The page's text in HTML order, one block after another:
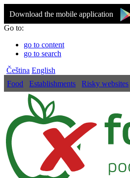
Download the mobile application
Go to:
go to content
go to search
Čeština English
Food
Establishments Risky websites